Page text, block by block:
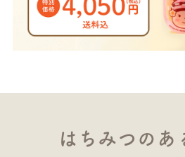
はちみつのあ